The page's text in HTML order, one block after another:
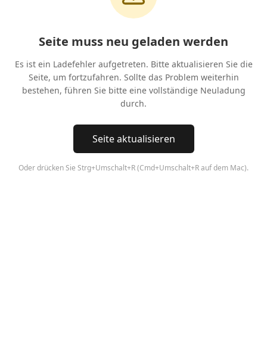
Seite muss neu geladen werden
Es ist ein Ladefehler aufgetreten. Bitte aktualisieren Sie die
Seite, um fortzufahren. Sollte das Problem weiterhin
bestehen, führen Sie bitte eine vollständige Neuladung
durch.
Seite aktualisieren
Oder drücken Sie Strg+Umschalt+R (Cmd+Umschalt+R auf dem Mac).